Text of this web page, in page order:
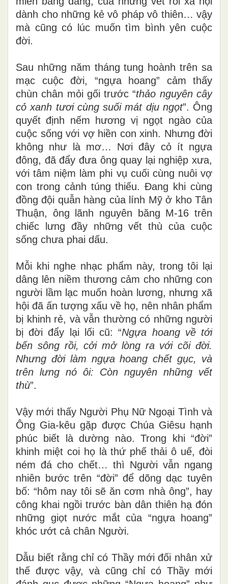
dành cho những kẻ vô pháp vô thiên… vậy
mà cũng có lúc muốn tìm bình yên cuộc
đời.
Sau những năm tháng tung hoành trên sa
mạc cuộc đời, “ngựa hoang” cảm thấy
chùn chân mỏi gối trước “thảo nguyên cây
cỏ xanh tươi cùng suối mát dịu ngọt”. Ông
quyết định nếm hương vị ngọt ngào của
cuộc sống với vợ hiền con xinh. Nhưng đời
không như là mơ… Nơi đây cỏ ít ngựa
đông, đã đẩy đưa ông quay lại nghiệp xưa,
với tâm niệm làm phi vụ cuối cùng nuôi vợ
con trong cảnh túng thiếu. Đang khi cùng
đồng đội quẫn hàng của lính Mỹ ở kho Tân
Thuận, ông lãnh nguyên băng M-16 trên
chiếc lưng đầy những vết thù của cuộc
sống chưa phai dấu.
Mỗi khi nghe nhạc phẩm này, trong tôi lại
dâng lên niềm thương cảm cho những con
người lầm lạc muốn hoàn lương, nhưng xã
hội đã ấn tượng xấu về họ, nên nhân phẩm
bị khinh rẻ, và vẫn thường có những người
bị đời đẩy lại lối cũ: “Ngựa hoang về tới
bến sông rồi, cởi mở lòng ra với cõi đời.
Nhưng đời làm ngựa hoang chết gục, và
trên lưng nó ôi: Còn nguyên những vết
thù”.
Vậy mới thấy Người Phụ Nữ Ngoại Tình và
Ông Gia-kêu gặp được Chúa Giêsu hạnh
phúc biết là dường nào. Trong khi “đời”
khinh miệt coi họ là thứ phế thải ô uế, đòi
ném đá cho chết… thì Người vẫn ngang
nhiên bước trên “đời” để dõng dạc tuyên
bố: “hôm nay tôi sẽ ăn cơm nhà ông”, hay
công khai ngồi trước bàn dân thiên hạ đón
những giọt nước mắt của “ngựa hoang”
khóc ướt cả chân Người.
Dẫu biết rằng chỉ có Thầy mới đối nhân xử
thế được vậy, và cũng chỉ có Thầy mới